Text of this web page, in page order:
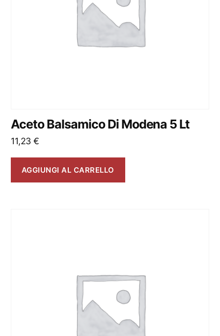
Aceto Balsamico Di Modena 5 Lt
11,23 €
AGGIUNGI AL CARRELLO